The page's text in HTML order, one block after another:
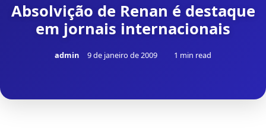
Absolvição de Renan é destaque
em jornais internacionais
admin 9 de janeiro de 2009 1 min read